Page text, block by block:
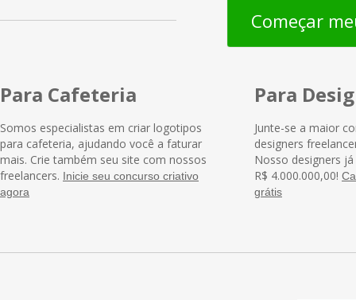
Começar
Para Cafeteria
Somos especialistas em criar logotipos
para cafeteria, ajudando você a faturar
mais. Crie também seu site com nossos
freelancers. Inicie seu concurso criativo
agora
Para
Junte-se a maior
designers
Nosso designers
R$ 4.000.000,00!
grátis